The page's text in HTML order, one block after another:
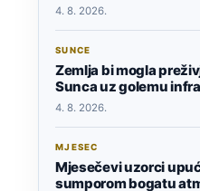
4. 8. 2026.
SUNCE
Zemlja bi mogla
Sunca uz golemu
4. 8. 2026.
MJESEC
Mjesečevi uzorci
sumporom bogatu